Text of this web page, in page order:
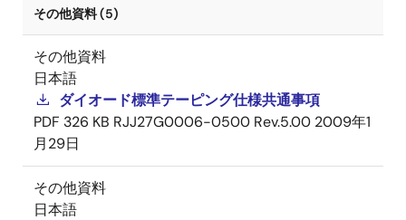
その他資料 (5)
その他資料
日本語
ダイオード標準テーピング仕様共通事項
PDF 326 KB RJJ27G0006-0500 Rev.5.00 2009年1
月29日
その他資料
日本語